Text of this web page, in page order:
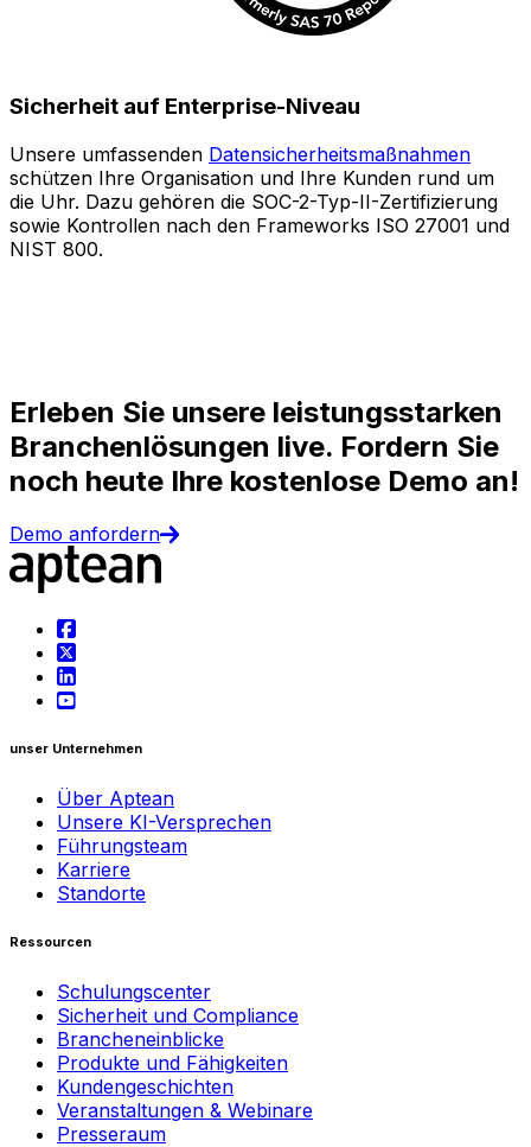
Sicherheit auf Enterprise-Niveau
Unsere umfassenden Datensicherheitsmaßnahmen
schützen Ihre Organisation und Ihre Kunden rund um
die Uhr. Dazu gehören die SOC-2-Typ-II-Zertifizierung
sowie Kontrollen nach den Frameworks ISO 27001 und
NIST 800.
Erleben Sie unsere leistungsstarken
Branchenlösungen live. Fordern Sie
noch heute Ihre kostenlose Demo an!
Demo anfordern
unser Unternehmen
Über Aptean
Unsere KI-Versprechen
Führungsteam
Karriere
Standorte
Ressourcen
Schulungscenter
Sicherheit und Compliance
Brancheneinblicke
Produkte und Fähigkeiten
Kundengeschichten
Veranstaltungen & Webinare
Presseraum